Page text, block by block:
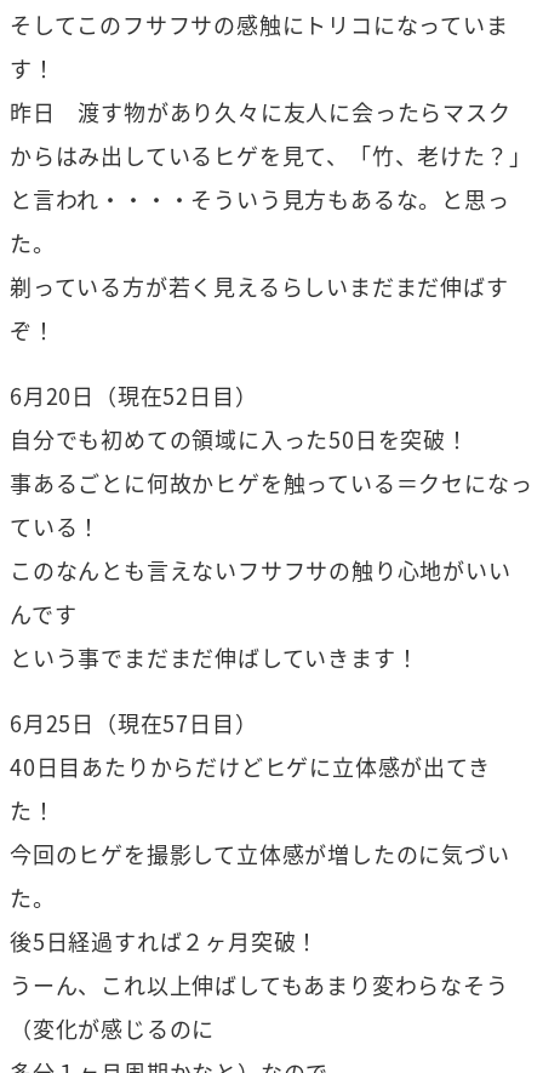
そしてこのフサフサの感触にトリコになっていま
す！
昨日 渡す物があり久々に友人に会ったらマスク
からはみ出しているヒゲを見て、「竹、老けた？」
と言われ・・・・そういう見方もあるな。と思っ
た。
剃っている方が若く見えるらしいまだまだ伸ばす
ぞ！
6月20日（現在52日目）
自分でも初めての領域に入った50日を突破！
事あるごとに何故かヒゲを触っている＝クセになっ
ている！
このなんとも言えないフサフサの触り心地がいい
んです
という事でまだまだ伸ばしていきます！
6月25日（現在57日目）
40日目あたりからだけどヒゲに立体感が出てき
た！
今回のヒゲを撮影して立体感が増したのに気づい
た。
後5日経過すれば２ヶ月突破！
うーん、これ以上伸ばしてもあまり変わらなそう
（変化が感じるのに